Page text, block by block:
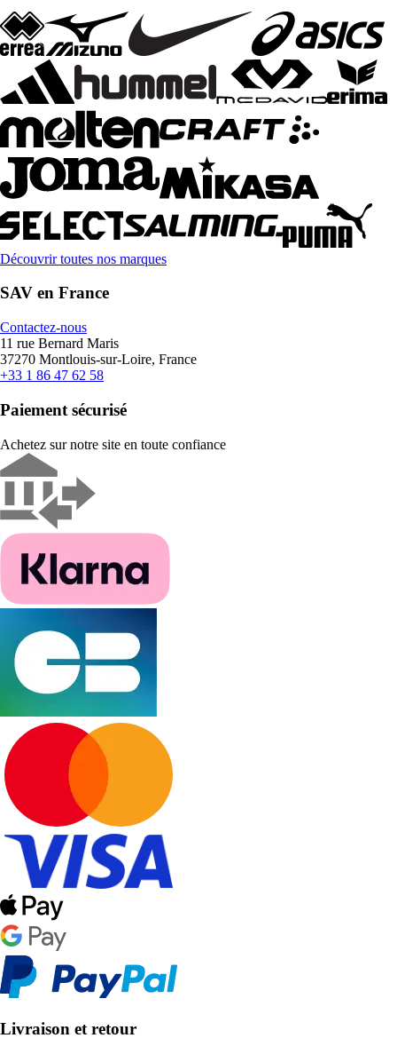
Découvrir toutes nos marques
SAV en France
Contactez-nous
11 rue Bernard Maris
37270 Montlouis-sur-Loire, France
+33 1 86 47 62 58
Paiement sécurisé
Achetez sur notre site en toute confiance
Livraison et retour